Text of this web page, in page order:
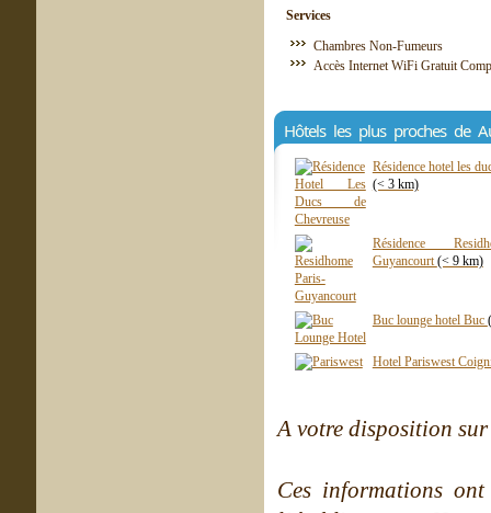
Services
Chambres Non-Fumeurs
Accès Internet WiFi Gratuit
Hôtels les plus proches de
Résidence hotel les
(< 3 km)
Résidence
Guyancourt(< 9 km)
Buc lounge hotel Buc
Hotel Pariswest
A votre disposition
Ces informations